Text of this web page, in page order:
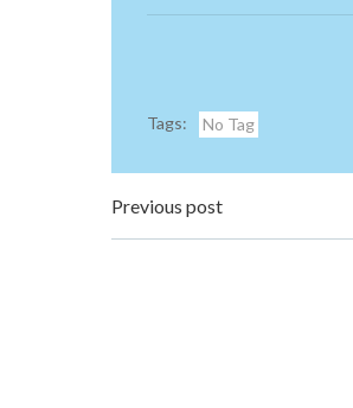
Tags: No Tag
Navegação
Previous post